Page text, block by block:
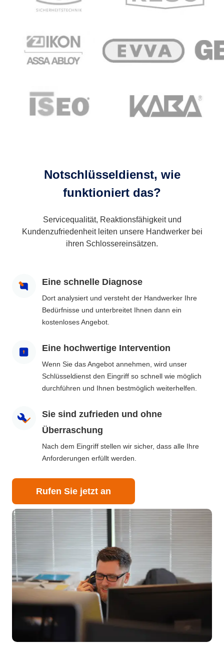
Notschlüsseldienst, wie
funktioniert das?
Servicequalität, Reaktionsfähigkeit und
Kundenzufriedenheit leiten unsere Handwerker bei
ihren Schlossereinsätzen.
Eine schnelle Diagnose
Dort analysiert und versteht der Handwerker Ihre
Bedürfnisse und unterbreitet Ihnen dann ein
kostenloses Angebot.
Eine hochwertige Intervention
Wenn Sie das Angebot annehmen, wird unser
Schlüsseldienst den Eingriff so schnell wie möglich
durchführen und Ihnen bestmöglich weiterhelfen.
Sie sind zufrieden und ohne
Überraschung
Nach dem Eingriff stellen wir sicher, dass alle Ihre
Anforderungen erfüllt werden.
Rufen Sie jetzt an